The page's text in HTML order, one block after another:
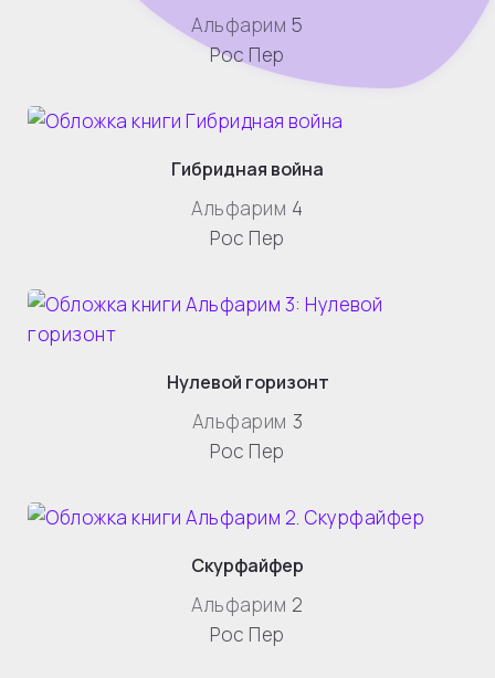
Альфарим 5
Рос Пер
Гибридная война
Альфарим 4
Рос Пер
Нулевой горизонт
Альфарим 3
Рос Пер
Скурфайфер
Альфарим 2
Рос Пер